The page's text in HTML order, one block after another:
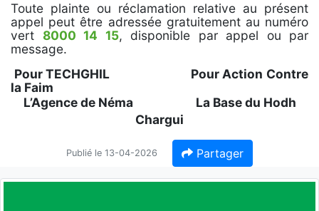
Toute plainte ou réclamation relative au présent
appel peut être adressée gratuitement au numéro
vert 8000 14 15, disponible par appel ou par
message.
Pour TECHGHIL Pour Action Contre
la Faim
L’Agence de Néma La Base du Hodh
Chargui
Publié le 13-04-2026 Partager